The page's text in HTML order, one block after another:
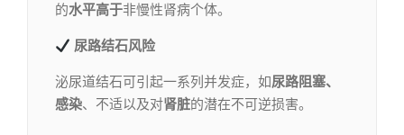
的水平高于非慢性肾病个体。
尿路结石风险
泌尿道结石可引起一系列并发症，如尿路阻塞、
感染、不适以及对肾脏的潜在不可逆损害。